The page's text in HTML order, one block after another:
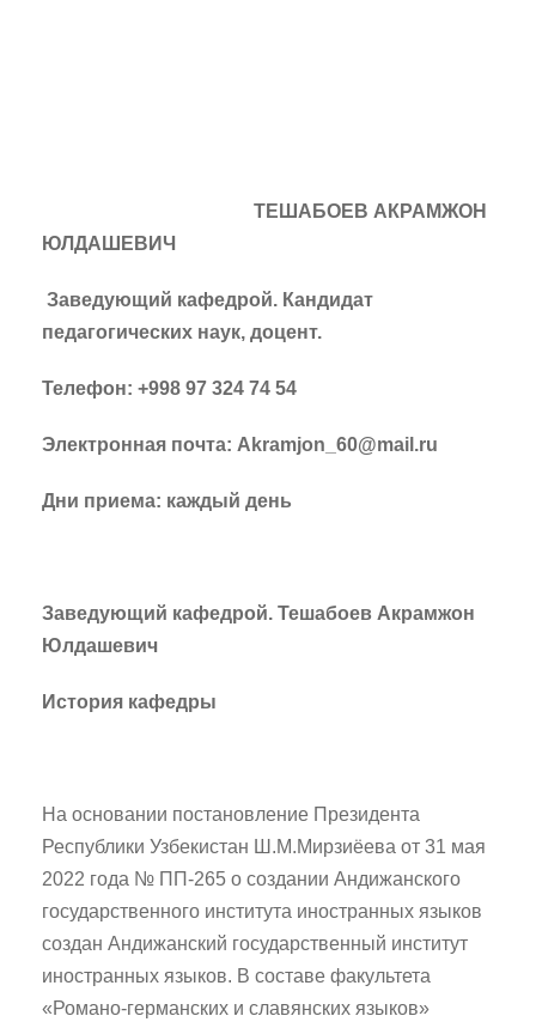
ТЕШАБОЕВ АКРАМЖОН
ЮЛДАШЕВИЧ
Заведующий кафедрой. Кандидат
педагогических наук, доцент.
Телефон: +998 97 324 74 54
Электронная почта: Akramjon_60@mail.ru
Дни приема: каждый день
Заведующий кафедрой. Тешабоев Акрамжон
Юлдашевич
История кафедры
На основании постановление Президента
Республики Узбекистан Ш.М.Мирзиёева от 31 мая
2022 года № ПП-265 о создании Андижанского
государственного института иностранных языков
создан Андижанский государственный институт
иностранных языков. В составе факультета
«Романо-германских и славянских языков»